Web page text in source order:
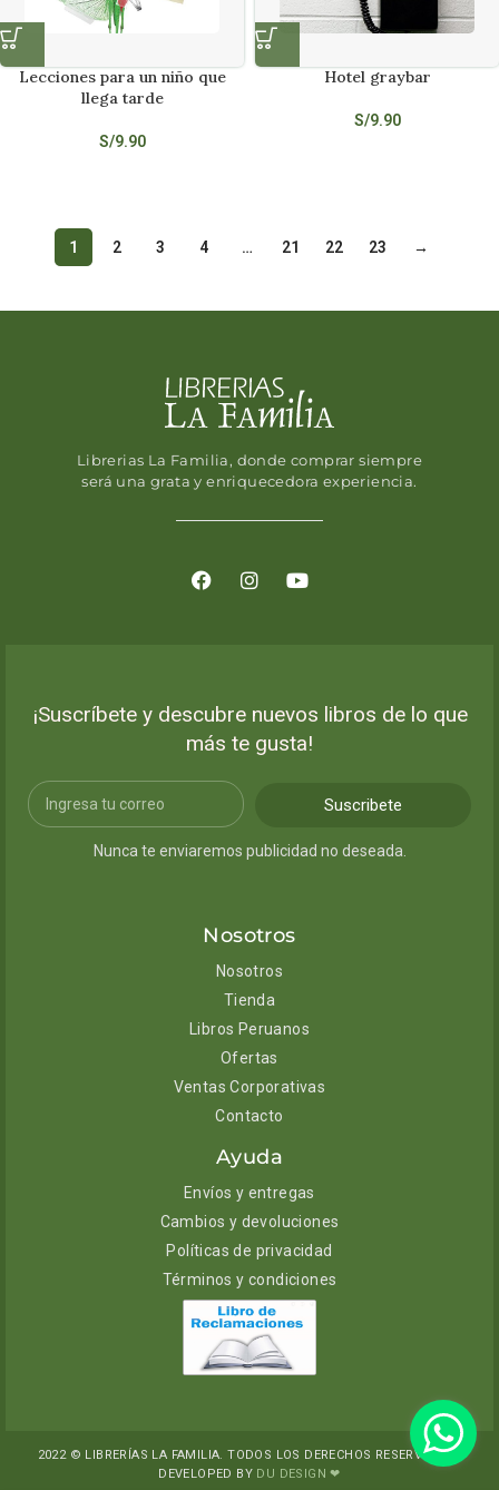
Lecciones para un niño que
llega tarde
S/9.90
Hotel graybar
S/9.90
1 2 3 4 … 21 22 23 →
Librerias La Familia, donde comprar siempre
será una grata y enriquecedora experiencia.
¡Suscríbete y descubre nuevos libros de lo que
más te gusta!
Suscribete
Nunca te enviaremos publicidad no deseada.
Nosotros
Nosotros
Tienda
Libros Peruanos
Ofertas
Ventas Corporativas
Contacto
Ayuda
Envíos y entregas
Cambios y devoluciones
Políticas de privacidad
Términos y condiciones
2022 © LIBRERÍAS LA FAMILIA. TODOS LOS DERECHOS RESERVADOS.
DEVELOPED BY DU DESIGN ❤